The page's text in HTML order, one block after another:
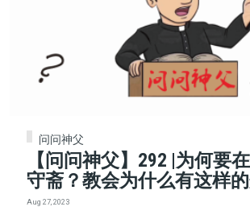
问问神父
【问问神父】292 |为何要
守斋？教会为什么有这样
Aug 27, 2023